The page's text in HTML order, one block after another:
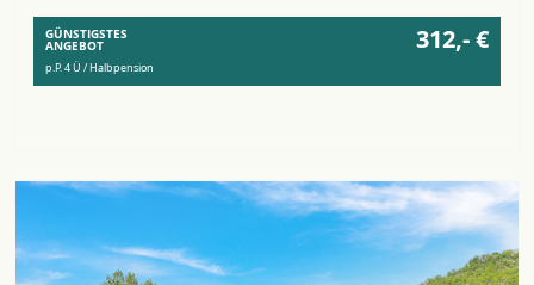
GÜNSTIGSTES
ANGEBOT 312,- €
p.P. 4 Ü / Halbpension